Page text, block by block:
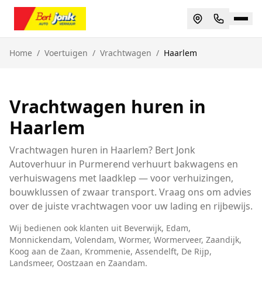
Home / Voertuigen / Vrachtwagen / Haarlem
Vrachtwagen huren in
Haarlem
Vrachtwagen huren in Haarlem? Bert Jonk
Autoverhuur in Purmerend verhuurt bakwagens en
verhuiswagens met laadklep — voor verhuizingen,
bouwklussen of zwaar transport. Vraag ons om advies
over de juiste vrachtwagen voor uw lading en rijbewijs.
Wij bedienen ook klanten uit Beverwijk, Edam,
Monnickendam, Volendam, Wormer, Wormerveer, Zaandijk,
Koog aan de Zaan, Krommenie, Assendelft, De Rijp,
Landsmeer, Oostzaan en Zaandam.